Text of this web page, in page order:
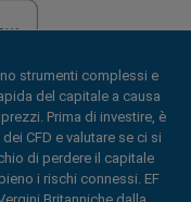
Britanniche dalla
di licenza
di EF Worldwide
sito web è gestito da
Markets). Il
in Giappone e in India.
strumenti complessi e
del capitale a causa
Prima di investire, è
CFD e valutare se ci si
di perdere il capitale
i rischi connessi. EF